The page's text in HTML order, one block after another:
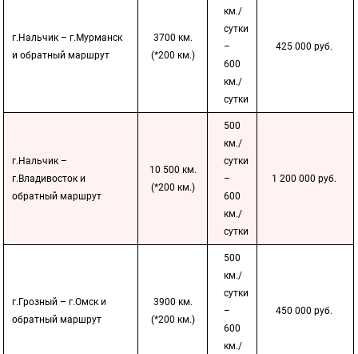
г.Нальчик – г.Мурманск
и обратный маршрут
3700 км.
(*200 км.)
км./
сутки
–
600
км./
сутки
425 000 руб.
г.Нальчик –
г.Владивосток и
обратный маршрут
10 500 км.
(*200 км.)
500
км./
сутки
–
600
км./
сутки
1 200 000 руб.
г.Грозный – г.Омск и
обратный маршрут
3900 км.
(*200 км.)
500
км./
сутки
–
600
км./
450 000 руб.